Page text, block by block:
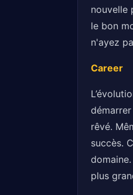
nouvelle
le bon
n'ayez
Career
rêvé.
succès.
plus